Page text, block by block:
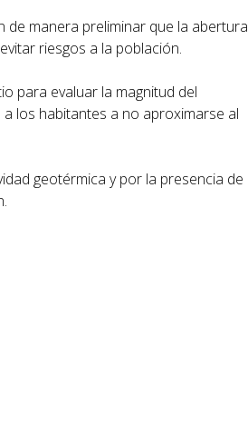
de manera preliminar que la abertura
riesgos a la población.
para evaluar la magnitud del
los habitantes a no aproximarse al
geotérmica y por la presencia de